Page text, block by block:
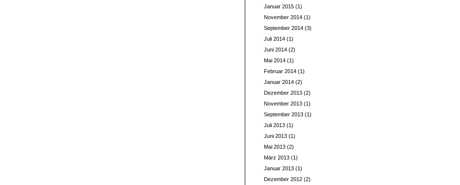
Januar 2015(1)
November 2014(1)
September 2014(3)
Juli 2014(1)
Juni 2014(2)
Mai 2014(1)
Februar 2014(1)
Januar 2014(2)
Dezember 2013(2)
November 2013(1)
September 2013(1)
Juli 2013(1)
Juni 2013(1)
Mai 2013(2)
März 2013(1)
Januar 2013(1)
Dezember 2012(2)